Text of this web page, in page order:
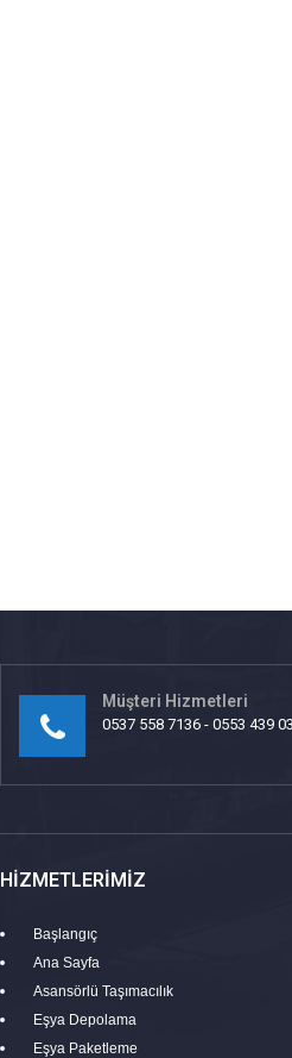
Müşteri Hizmetleri
0537 558 7136 - 0553 439
HIZMETLERIMIZ
Başlangıç
Ana Sayfa
Asansörlü Taşımacılık
Eşya Depolama
Eşya Paketleme